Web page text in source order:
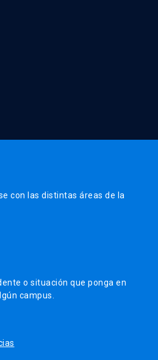
con las distintas áreas de la
o situación que ponga en
campus.